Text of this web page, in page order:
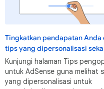
Tingkatkan pendapatan Anda
tips yang dipersonalisasi
Kunjungi halaman Tips
untuk AdSense guna melihat
yang dipersonalisasi untuk